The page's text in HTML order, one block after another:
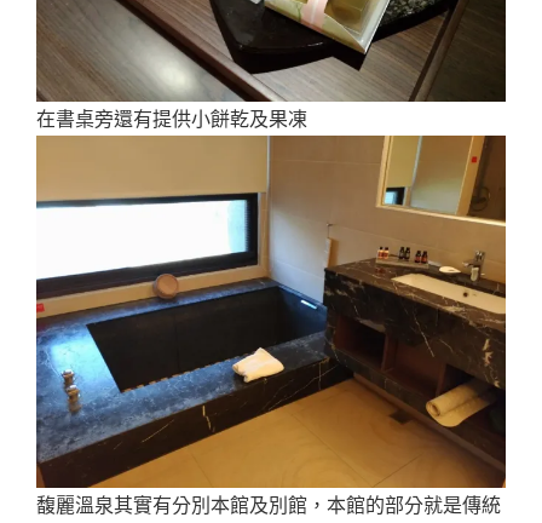
在書桌旁還有提供小餅乾及果凍
馥麗溫泉其實有分別本館及別館，本館的部分就是傳統